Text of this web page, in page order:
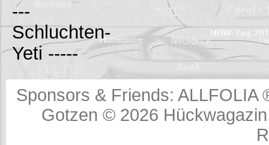
---
Schluchten-
Yeti -----
Sponsors & Friends:ALLFOLIA
Gotzen © 2026